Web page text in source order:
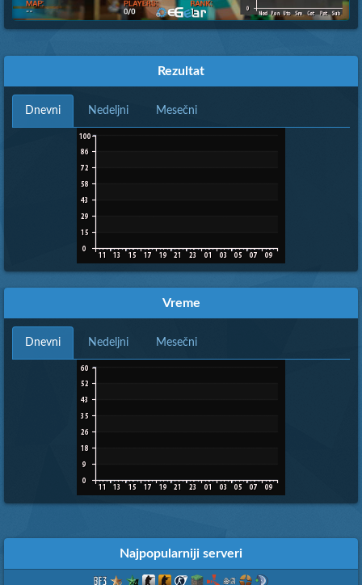
Rezultat
Dnevni Nedeljni Mesečni
Vreme
Dnevni Nedeljni Mesečni
Najpopularniji serveri